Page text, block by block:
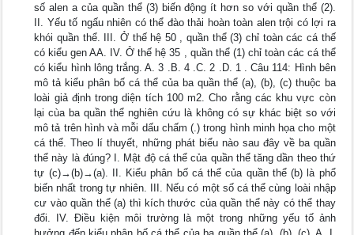
số alen a của quần thể (3) biến động ít hơn so với quần thể (2).
II. Yếu tố ngấu nhiên có thể đào thải hoàn toàn alen trội có lợi ra
khói quần thể. III. Ở thế hệ 50 , quần thể (3) chỉ toàn các cá thế
có kiểu gen AA. IV. Ở thế hệ 35 , quần thể (1) chỉ toàn các cá thể
có kiểu hình lông trắng. A. 3 .B. 4 .C. 2 .D. 1 . Câu 114: Hình bên
mô tả kiểu phân bố cá thể của ba quần thể (a), (b), (c) thuộc ba
loài giả định trong diện tích 100 m2. Cho rằng các khu vực còn
lại cùa ba quần thể nghiên cứu là không có sự khác biệt so với
mô tả trên hình và mỗi dấu chấm (.) trong hình minh họa cho một
cá thể. Theo lí thuyết, những phát biểu nào sau đây về ba quần
thể này là đúng? I. Mật độ cá thể của quần thể tăng dần theo thứ
tự (c)→(b)→(a). II. Kiểu phân bố cá thể của quần thể (b) là phổ
biến nhất trong tự nhiên. III. Nếu có một số cá thể cùng loài nhập
cư vào quần thể (a) thì kích thước của quần thể này có thể thay
đổi. IV. Điều kiện môi trường là một trong những yếu tố ảnh